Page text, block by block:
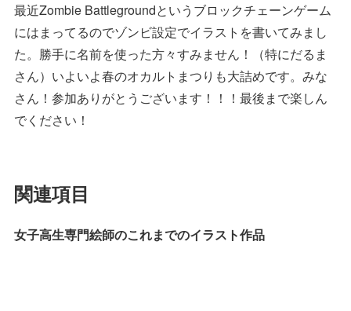
最近Zombie Battlegroundというブロックチェーンゲーム
にはまってるのでゾンビ設定でイラストを書いてみまし
た。勝手に名前を使った方々すみません！（特にだるま
さん）いよいよ春のオカルトまつりも大詰めです。みな
さん！参加ありがとうございます！！！最後まで楽しん
でください！
関連項目
女子高生専門絵師のこれまでのイラスト作品